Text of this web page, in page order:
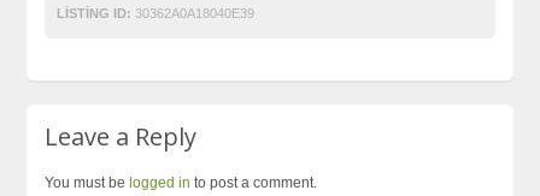
LISTING ID: 30362A0A18040E39
Leave a Reply
You must belogged in to post a comment.